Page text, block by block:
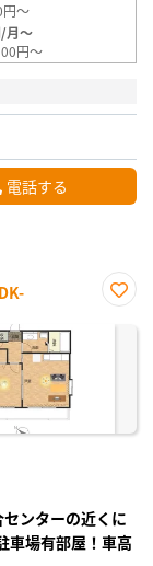
円～
月～
円～
電話する
に入
ンターの近くに
車場有部屋！車高